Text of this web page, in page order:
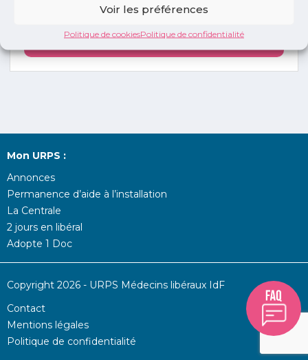
Voir les préférences
Politique de cookiesPolitique de confidentialité
annonces
Mon URPS :
Annonces
Permanence d’aide à l’installation
La Centrale
2 jours en libéral
Adopte 1 Doc
Copyright 2026 - URPS Médecins libéraux IdF
Contact
Mentions légales
Politique de confidentialité